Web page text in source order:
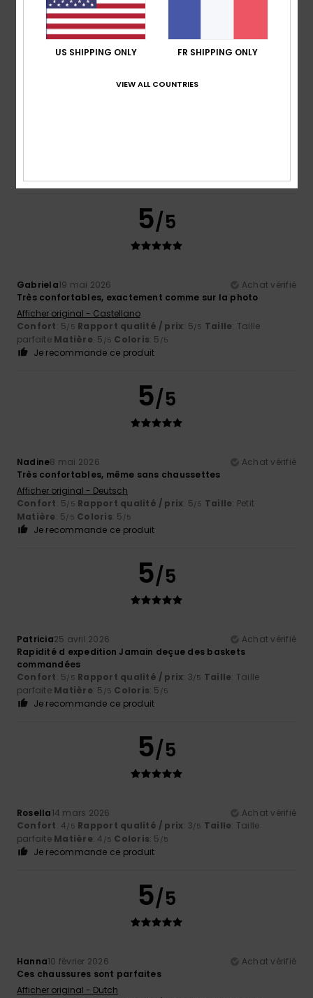
Je recommande ce produit
5
5/5
Gabriela19 mai 2026
Achat vérifié
Très confortables, exactement comme sur la photo
Afficher original - Castellano
Confort: 5/5 Rapport qualité / prix: 5/5 Taille: Taille
parfaite Matière: 5 /5 Coloris: 5 /5
Je recommande ce produit
5/5
Nadine8 mai 2026
Achat vérifié
Très confortables, même sans chaussettes
Afficher original - Deutsch
Confort: 5/5 Rapport qualité / prix: 5/5 Taille: Petit
Matière: 5/5 Coloris: 5 /5
Je recommande ce produit
5/5
Patricia25 avril 2026
Achat vérifié
Rapidité d expedition Jamain deçue des baskets
commandées
Confort: 5/5 Rapport qualité / prix: 3/5 Taille: Taille
parfaite Matière: 5 /5 Coloris: 5 /5
Je recommande ce produit
5/5
Rosella14 mars 2026
Achat vérifié
Confort: 4/5 Rapport qualité / prix: 3/5 Taille: Taille
parfaite Matière: 4 /5 Coloris: 5 /5
Je recommande ce produit
5/5
Hanna10 février 2026
Achat vérifié
Ces chaussures sont parfaites
Afficher original - Dutch
US SHIPPING ONLY FR SHIPPING ONLY
VIEW ALL COUNTRIES